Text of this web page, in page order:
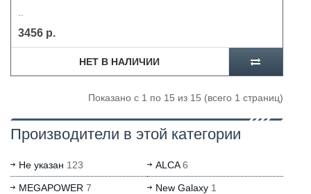
3456 р.
НЕТ В НАЛИЧИИ
Показано с 1 по 15 из 15 (всего 1 страниц)
Производители в этой категории
Не указан 123 ALCA6
MEGAPOWER 7 New Galaxy1